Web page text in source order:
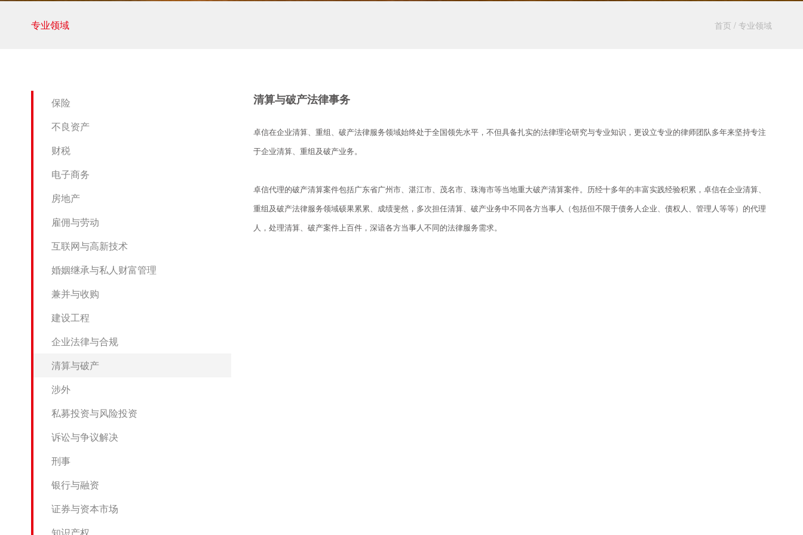
专业领域 首页 / 专业领域
保险
不良资产
财税
电子商务
房地产
雇佣与劳动
互联网与高新技术
婚姻继承与私人财富管理
兼并与收购
建设工程
企业法律与合规
清算与破产
涉外
私募投资与风险投资
诉讼与争议解决
刑事
银行与融资
证券与资本市场
清算与破产法律事务
卓信在企业清算、重组、破产法律服务领域始终处于全国领先水平，不但具备扎实的法律理论研究与专业知识，更设立专业的律师团队多年来坚持专注
于企业清算、重组及破产业务。
卓信代理的破产清算案件包括广东省广州市、湛江市、茂名市、珠海市等当地重大破产清算案件。历经十多年的丰富实践经验积累，卓信在企业清算、
重组及破产法律服务领域硕果累累、成绩斐然，多次担任清算、破产业务中不同各方当事人（包括但不限于债务人企业、债权人、管理人等等）的代理
人，处理清算、破产案件上百件，深谙各方当事人不同的法律服务需求。